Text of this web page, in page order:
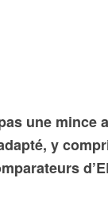
une mince
y